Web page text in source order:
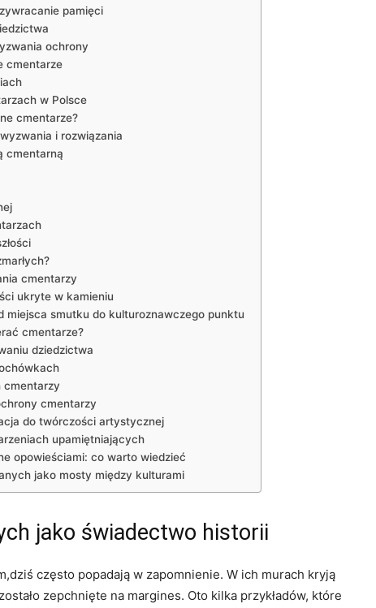
pamięci
ochrony
cmentarze
w Polsce
cmentarze?
i rozwiązania
cmentarną
cmentarzy
ukryte w kamieniu
miejsca smutku do kulturoznawczego punktu
cmentarze?
dziedzictwa
cmentarzy
cmentarzy
do twórczości artystycznej
upamiętniających
opowieściami: co warto wiedzieć
jako mosty między kulturami
jako świadectwo historii
często popadają w zapomnienie. W ich murach kryją
zepchnięte na margines. Oto kilka przykładów, które